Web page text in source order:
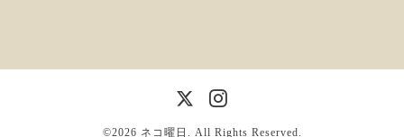
©2026 ネコ曜日 . All Rights Reserved.